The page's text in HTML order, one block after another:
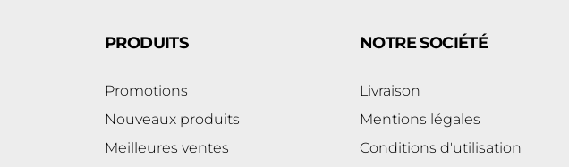
PRODUITS
Promotions
Nouveaux produits
Meilleures ventes
NOTRE SOCIÉTÉ
Livraison
Mentions légales
Conditions d'utilisation